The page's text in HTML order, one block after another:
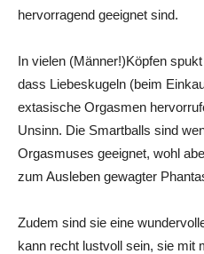
hervorragend geeignet sind.
In vielen (Männer!)Köpfen
dass Liebeskugeln (beim
extasische Orgasmen
Unsinn. Die Smartballs sind
Orgasmuses geeignet, wohl
zum Ausleben gewagter
Zudem sind sie eine
kann recht lustvoll sein, sie mit